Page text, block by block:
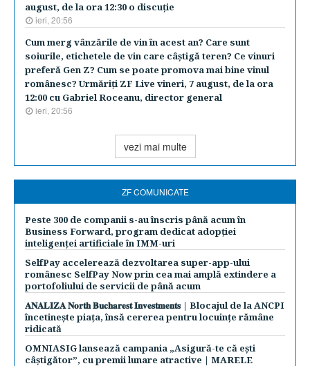
august, de la ora 12:30 o discuţie
ieri, 20:56
Cum merg vânzările de vin în acest an? Care sunt
soiurile, etichetele de vin care câştigă teren? Ce vinuri
preferă Gen Z? Cum se poate promova mai bine vinul
românesc? Urmăriţi ZF Live vineri, 7 august, de la ora
12:00 cu Gabriel Roceanu, director general
ieri, 20:56
vezi mai multe
ZF COMUNICATE
Peste 300 de companii s-au înscris până acum în
Business Forward, program dedicat adopției
inteligenței artificiale în IMM-uri
SelfPay accelerează dezvoltarea super-app-ului
românesc SelfPay Now prin cea mai amplă extindere a
portofoliului de servicii de până acum
𝐀𝐍𝐀𝐋𝐈𝐙𝐀 𝐍𝐨𝐫𝐭𝐡 𝐁𝐮𝐜𝐡𝐚𝐫𝐞𝐬𝐭 𝐈𝐧𝐯𝐞𝐬𝐭𝐦𝐞𝐧𝐭𝐬 | Blocajul de la ANCPI
încetinește piața, însă cererea pentru locuințe rămâne
ridicată
OMNIASIG lansează campania „Asigură-te că ești
câștigător”, cu premii lunare atractive | MARELE